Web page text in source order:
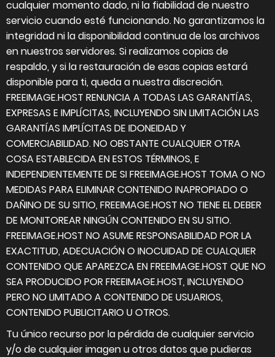
cualquier momento dado, ni la fiabilidad de nuestro
servicio cuando esté funcionando. No garantizamos la
integridad ni la disponibilidad continua de los archivos
en nuestros servidores. Si realizamos copias de
respaldo, y si la restauración de esas copias estará
disponible para ti, queda a nuestra discreción.
FREEIMAGE.HOST RENUNCIA A TODAS LAS GARANTÍAS,
EXPRESAS E IMPLÍCITAS, INCLUYENDO SIN LIMITACIÓN LAS
GARANTÍAS IMPLÍCITAS DE IDONEIDAD Y
COMERCIABILIDAD. NO OBSTANTE CUALQUIER OTRA
COSA ESTABLECIDA EN ESTOS TÉRMINOS, E
INDEPENDIENTEMENTE DE SI FREEIMAGE.HOST TOMA O NO
MEDIDAS PARA ELIMINAR CONTENIDO INAPROPIADO O
DAÑINO DE SU SITIO, FREEIMAGE.HOST NO TIENE EL DEBER
DE MONITOREAR NINGÚN CONTENIDO EN SU SITIO.
FREEIMAGE.HOST NO ASUME RESPONSABILIDAD POR LA
EXACTITUD, ADECUACIÓN O INOCUIDAD DE CUALQUIER
CONTENIDO QUE APAREZCA EN FREEIMAGE.HOST QUE NO
SEA PRODUCIDO POR FREEIMAGE.HOST, INCLUYENDO
PERO NO LIMITADO A CONTENIDO DE USUARIOS,
CONTENIDO PUBLICITARIO U OTROS.
Tu único recurso por la pérdida de cualquier servicio
y/o de cualquier imagen u otros datos que pudieras